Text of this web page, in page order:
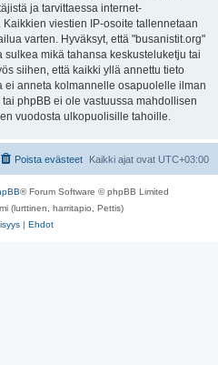
ja tarvittaessa internet-
viestien IP-osoite tallennetaan
varten. Hyväksyt, että "busanistit.org"
mikä tahansa keskusteluketju tai
siihen, että kaikki yllä annettu tieto
ei anneta kolmannelle osapuolelle ilman
phpBB ei ole vastuussa mahdollisen
vuodosta ulkopuolisille tahoille.
Kaikki ajat ovat UTC+03:00
Poista evästeet
® Forum Software © phpBB Limited
(lurttinen, harritapio, Pettis)
| Ehdot